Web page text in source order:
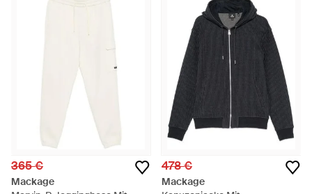
365 €
Mackage
478 €
Mackage